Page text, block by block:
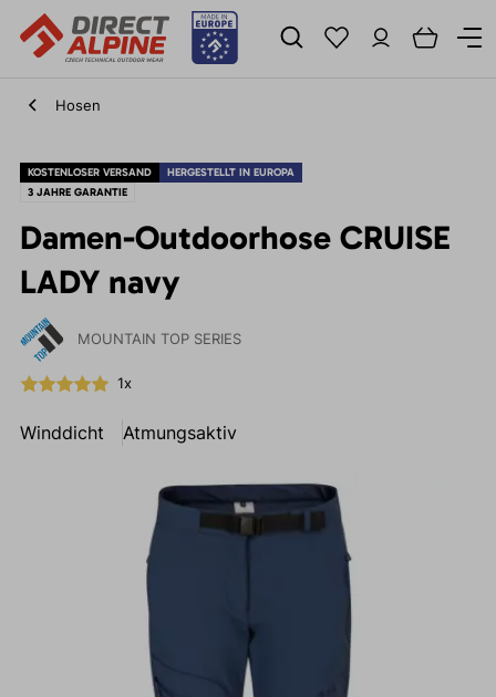
Hosen
KOSTENLOSER VERSAND
HERGESTELLT IN EUROPA
3 JAHRE GARANTIE
Damen-Outdoorhose CRUISE
LADY navy
MOUNTAIN TOP SERIES
1x
Winddicht Atmungsaktiv